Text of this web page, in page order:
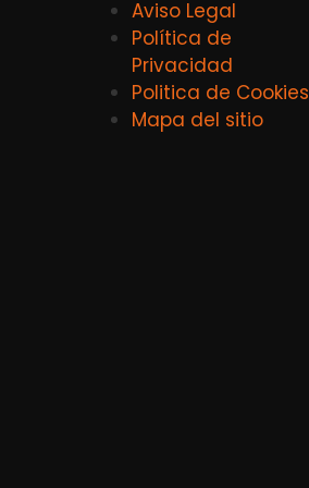
Aviso Legal
Política de
Privacidad
Politica de Cookies
Mapa del sitio